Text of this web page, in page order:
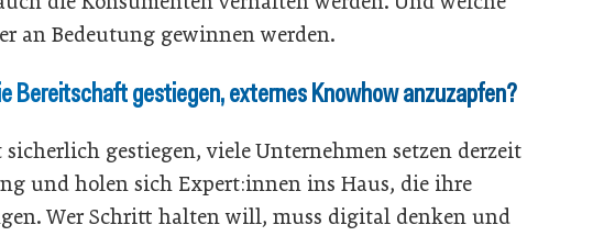
an Bedeutung gewinnen werden.
Bereitschaft gestiegen, externes Knowhow anzuzapfen?
gestiegen, viele Unternehmen setzen derzeit
und holen sich Expert:innen ins Haus, die ihre
Wer Schritt halten will, muss digital denken und